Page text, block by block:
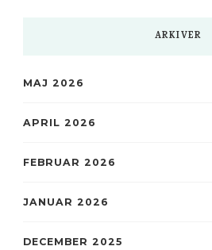
ARKIVER
MAJ 2026
APRIL 2026
FEBRUAR 2026
JANUAR 2026
DECEMBER 2025